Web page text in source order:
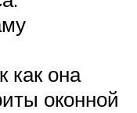
как она
оконной